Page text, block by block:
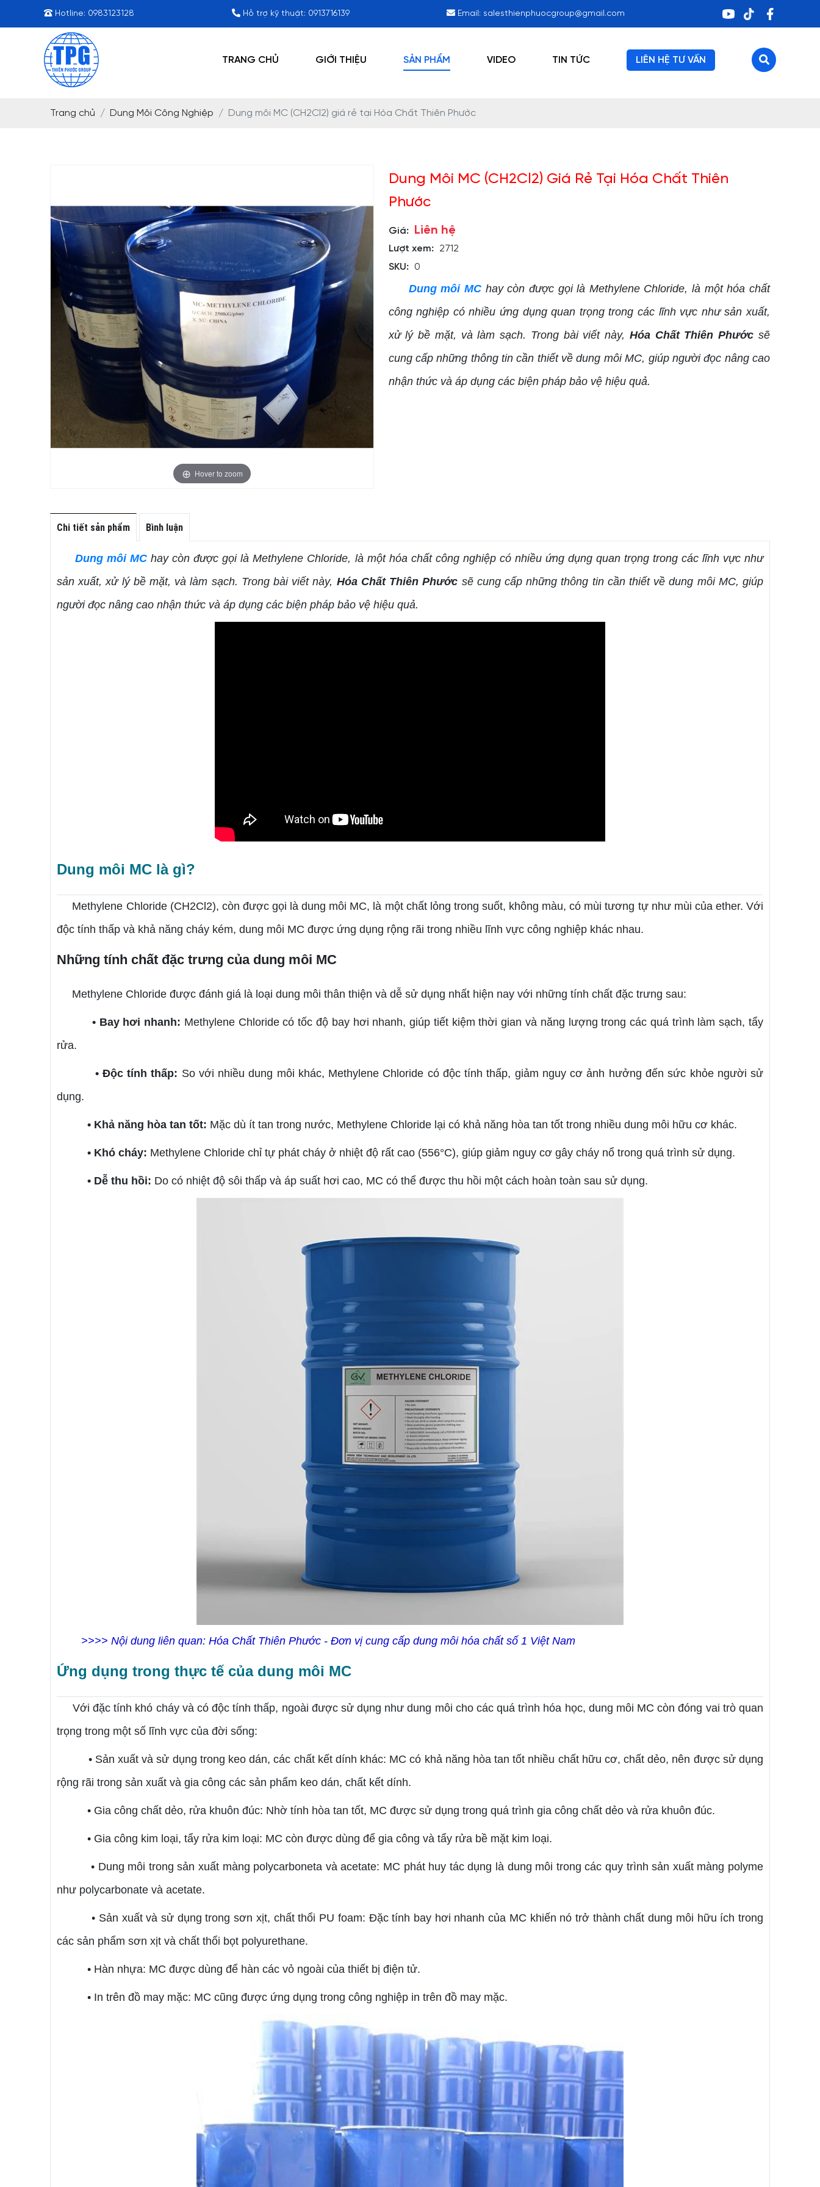
Hotline: 0983123128 Hỗ trợ kỹ thuật: 0913716139 Email: salesthienphuocgroup@gmail.com
TRANG CHỦ GIỚI THIỆU SẢN PHẨM VIDEO TIN TỨC LIÊN HỆ TƯ VẤN
Trang chủ Dung Môi Công Nghiệp Dung môi MC (CH2Cl2) giá rẻ tại Hóa Chất Thiên Phước
Hover to zoom
Dung Môi MC (CH2Cl2) Giá Rẻ Tại Hóa Chất Thiên
Phước
Giá: Liên hệ
Lượt xem:
2712
SKU: 0
Dung môi MC hay còn được gọi là Methylene Chloride, là một hóa chất
công nghiệp có nhiều ứng dụng quan trọng trong các lĩnh vực như sản xuất,
xử lý bề mặt, và làm sạch. Trong bài viết này, Hóa Chất Thiên Phước sẽ
cung cấp những thông tin cần thiết về dung môi MC, giúp người đọc nâng cao
nhận thức và áp dụng các biện pháp bảo vệ hiệu quả.
Chi tiết sản phẩm Bình luận
Dung môi MC hay còn được gọi là Methylene Chloride, là một hóa chất công nghiệp có nhiều ứng dụng quan trọng trong các lĩnh vực như
sản xuất, xử lý bề mặt, và làm sạch. Trong bài viết này, Hóa Chất Thiên Phước sẽ cung cấp những thông tin cần thiết về dung môi MC, giúp
người đọc nâng cao nhận thức và áp dụng các biện pháp bảo vệ hiệu quả.
Dung môi MC là gì?
Methylene Chloride (CH2Cl2), còn được gọi là dung môi MC, là một chất lỏng trong suốt, không màu, có mùi tương tự như mùi của ether. Với
độc tính thấp và khả năng cháy kém, dung môi MC được ứng dụng rộng rãi trong nhiều lĩnh vực công nghiệp khác nhau.
Những tính chất đặc trưng của dung môi MC
Methylene Chloride được đánh giá là loại dung môi thân thiện và dễ sử dụng nhất hiện nay với những tính chất đặc trưng sau:
• Bay hơi nhanh: Methylene Chloride có tốc độ bay hơi nhanh, giúp tiết kiệm thời gian và năng lượng trong các quá trình làm sạch, tẩy
rửa.
• Độc tính thấp: So với nhiều dung môi khác, Methylene Chloride có độc tính thấp, giảm nguy cơ ảnh hưởng đến sức khỏe người sử
dụng.
• Khả năng hòa tan tốt: Mặc dù ít tan trong nước, Methylene Chloride lại có khả năng hòa tan tốt trong nhiều dung môi hữu cơ khác.
• Khó cháy: Methylene Chloride chỉ tự phát cháy ở nhiệt độ rất cao (556°C), giúp giảm nguy cơ gây cháy nổ trong quá trình sử dụng.
• Dễ thu hồi: Do có nhiệt độ sôi thấp và áp suất hơi cao, MC có thể được thu hồi một cách hoàn toàn sau sử dụng.
>>>> Nội dung liên quan: Hóa Chất Thiên Phước - Đơn vị cung cấp dung môi hóa chất số 1 Việt Nam
Ứng dụng trong thực tế của dung môi MC
Với đặc tính khó cháy và có độc tính thấp, ngoài được sử dụng như dung môi cho các quá trình hóa học, dung môi MC còn đóng vai trò quan
trọng trong một số lĩnh vực của đời sống:
• Sản xuất và sử dụng trong keo dán, các chất kết dính khác: MC có khả năng hòa tan tốt nhiều chất hữu cơ, chất dẻo, nên được sử dụng
rộng rãi trong sản xuất và gia công các sản phẩm keo dán, chất kết dính.
• Gia công chất dẻo, rửa khuôn đúc: Nhờ tính hòa tan tốt, MC được sử dụng trong quá trình gia công chất dẻo và rửa khuôn đúc.
• Gia công kim loại, tẩy rửa kim loại: MC còn được dùng để gia công và tẩy rửa bề mặt kim loại.
• Dung môi trong sản xuất màng polycarboneta và acetate: MC phát huy tác dụng là dung môi trong các quy trình sản xuất màng polyme
như polycarbonate và acetate.
• Sản xuất và sử dụng trong sơn xịt, chất thổi PU foam: Đặc tính bay hơi nhanh của MC khiến nó trở thành chất dung môi hữu ích trong
các sản phẩm sơn xịt và chất thổi bọt polyurethane.
• Hàn nhựa: MC được dùng để hàn các vỏ ngoài của thiết bị điện tử.
• In trên đồ may mặc: MC cũng được ứng dụng trong công nghiệp in trên đồ may mặc.